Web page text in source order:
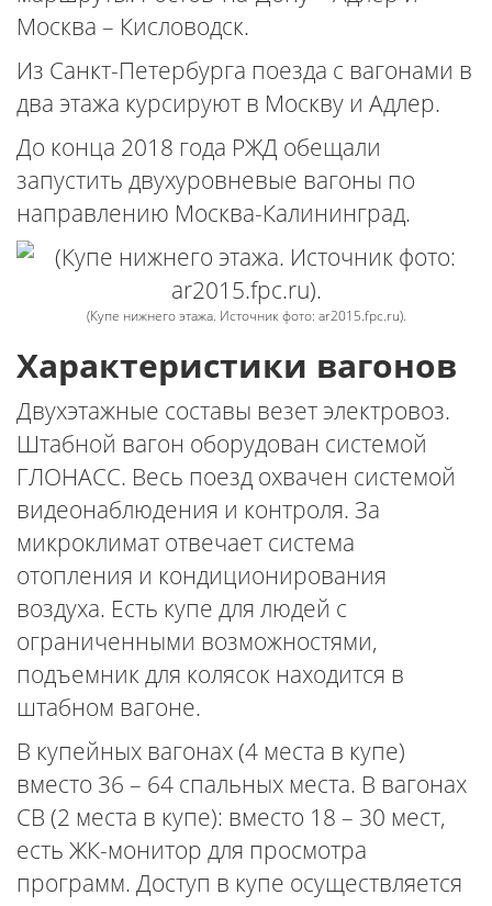
Москва – Кисловодск.
Из Санкт-Петербурга поезда с вагонами в
два этажа курсируют в Москву и Адлер.
До конца 2018 года РЖД обещали
запустить двухуровневые вагоны по
направлению Москва-Калининград.
(Купе нижнего этажа. Источник фото: ar2015.fpc.ru).
Характеристики вагонов
Двухэтажные составы везет электровоз.
Штабной вагон оборудован системой
ГЛОНАСС. Весь поезд охвачен системой
видеонаблюдения и контроля. За
микроклимат отвечает система
отопления и кондиционирования
воздуха. Есть купе для людей с
ограниченными возможностями,
подъемник для колясок находится в
штабном вагоне.
В купейных вагонах (4 места в купе)
вместо 36 – 64 спальных места. В вагонах
СВ (2 места в купе): вместо 18 – 30 мест,
есть ЖК-монитор для просмотра
программ. Доступ в купе осуществляется